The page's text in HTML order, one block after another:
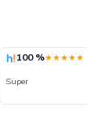
100 %★★★★★
Super